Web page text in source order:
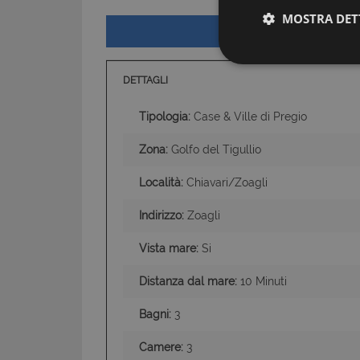
DETTAGLI
Tipologia: Case & Ville di Pregio
Zona: Golfo del Tigullio
Località: Chiavari/Zoagli
Indirizzo: Zoagli
Vista mare: Si
Distanza dal mare: 10 Minuti
Bagni: 3
Camere: 3
MOSTRA